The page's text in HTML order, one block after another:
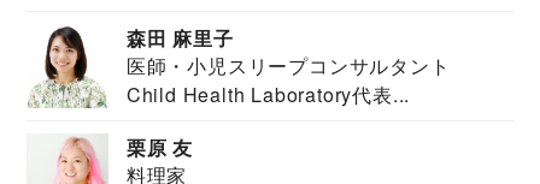
森田 麻里子
医師・小児スリープコンサルタント
Child Health Laboratory代表...
栗原 友
料理家